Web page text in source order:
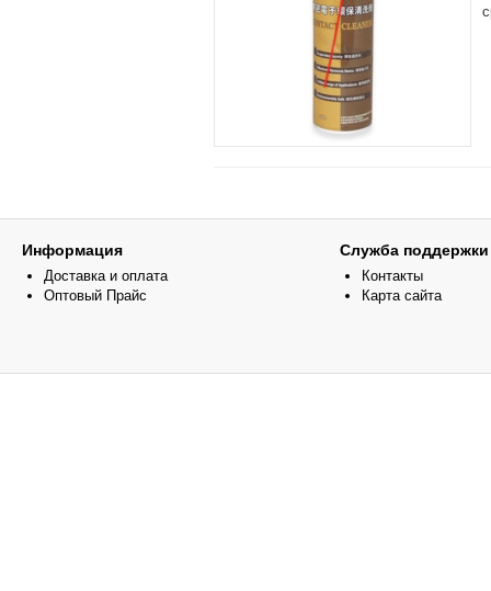
Информация
Доставка и оплата
Оптовый Прайс
Служба поддержки
Контакты
Карта сайта